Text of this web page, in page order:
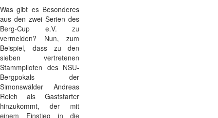
Was gibt es Besonderes
aus den zwei Serien des
Berg-Cup e.V. zu
vermelden? Nun, zum
Beispiel, dass zu den
sieben vertretenen
Stammpiloten des NSU-
Bergpokals der
Simonswälder Andreas
Reich als Gaststarter
hinzukommt, der mit
einem Einstieg in die